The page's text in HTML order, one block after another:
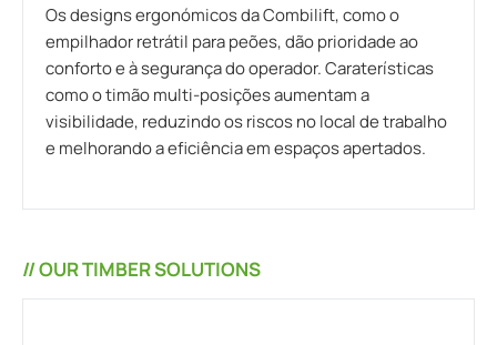
Os designs ergonómicos da Combilift, como o
empilhador retrátil para peões, dão prioridade ao
conforto e à segurança do operador. Caraterísticas
como o timão multi-posições aumentam a
visibilidade, reduzindo os riscos no local de trabalho
e melhorando a eficiência em espaços apertados.
// OUR TIMBER SOLUTIONS